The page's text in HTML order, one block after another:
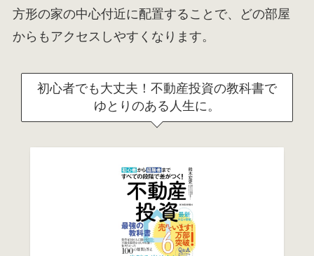
方形の家の中心付近に配置することで、どの部屋
からもアクセスしやすくなります。
初心者でも大丈夫！不動産投資の教科書で
ゆとりのある人生に。